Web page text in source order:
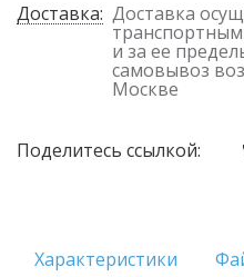
Доставка: Доставка
и за ее
самовывоз
Москве
Поделитесь ссылкой:
Характеристики